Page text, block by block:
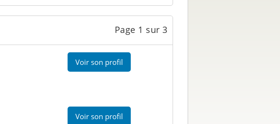
Page 1 sur 3
Voir son profil
Voir son profil